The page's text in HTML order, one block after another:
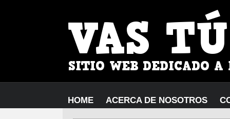
HOME ACERCA DE NOSOTROS